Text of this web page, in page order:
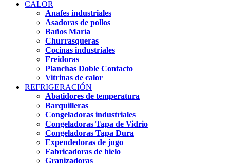
CALOR
Anafes industriales
Asadoras de pollos
Baños María
Churrasqueras
Cocinas industriales
Freidoras
Planchas Doble Contacto
Vitrinas de calor
REFRIGERACIÓN
Abatidores de temperatura
Barquilleras
Congeladoras industriales
Congeladoras Tapa de Vidrio
Congeladoras Tapa Dura
Expendedoras de jugo
Fabricadoras de hielo
Granizadoras